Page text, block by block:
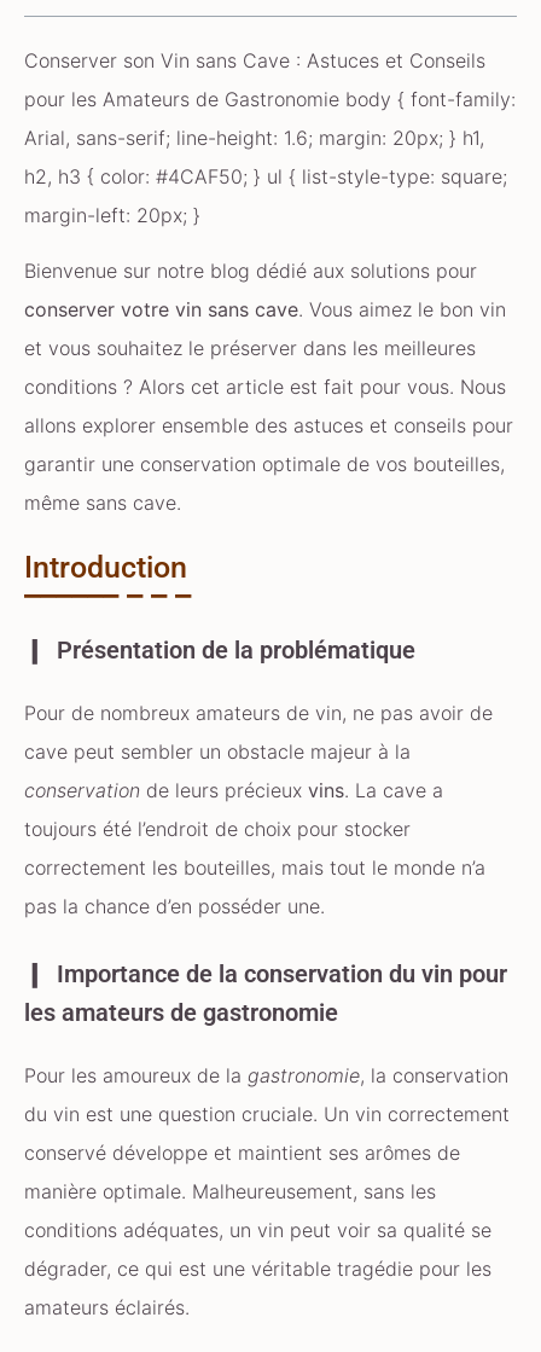
Conserver son Vin sans Cave : Astuces et Conseils
pour les Amateurs de Gastronomie body { font-family:
Arial, sans-serif; line-height: 1.6; margin: 20px; } h1,
h2, h3 { color: #4CAF50; } ul { list-style-type: square;
margin-left: 20px; }
Bienvenue sur notre blog dédié aux solutions pour
conserver votre vin sans cave. Vous aimez le bon vin
et vous souhaitez le préserver dans les meilleures
conditions ? Alors cet article est fait pour vous. Nous
allons explorer ensemble des astuces et conseils pour
garantir une conservation optimale de vos bouteilles,
même sans cave.
Introduction
Présentation de la problématique
Pour de nombreux amateurs de vin, ne pas avoir de
cave peut sembler un obstacle majeur à la
conservation de leurs précieux vins. La cave a
toujours été l’endroit de choix pour stocker
correctement les bouteilles, mais tout le monde n’a
pas la chance d’en posséder une.
Importance de la conservation du vin pour
les amateurs de gastronomie
Pour les amoureux de la gastronomie, la conservation
du vin est une question cruciale. Un vin correctement
conservé développe et maintient ses arômes de
manière optimale. Malheureusement, sans les
conditions adéquates, un vin peut voir sa qualité se
dégrader, ce qui est une véritable tragédie pour les
amateurs éclairés.